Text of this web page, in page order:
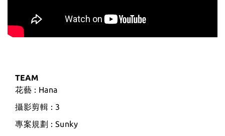
TEAM
花藝 : Hana
攝影剪輯 : 3
專案規劃 : Sunky